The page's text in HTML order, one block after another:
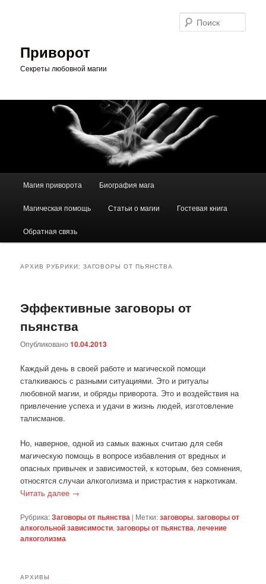
Приворот
Секреты любовной магии
Магия приворота Биография мага
Магическая помощь Статьи о магии Гостевая книга
Обратная связь
АРХИВ РУБРИКИ:ЗАГОВОРЫ ОТ ПЬЯНСТВА
Эффективные заговоры от
пьянства
Опубликовано10.04.2013
Каждый день в своей работе и магической помощи
сталкиваюсь с разными ситуациями. Это и ритуалы
любовной магии, и обряды приворота. Это и воздействия на
привлечение успеха и удачи в жизнь людей, изготовление
талисманов.
Но, наверное, одной из самых важных считаю для себя
магическую помощь в вопросе избавления от вредных и
опасных привычек и зависимостей, к которым, без сомнения,
относятся случаи алкоголизма и пристрастия к наркотикам.
Читать далее →
Рубрика:Заговоры от пьянства | Метки:заговоры,заговоры от
алкогольной зависимости,заговоры от пьянства,лечение
алкоголизма
АРХИВЫ